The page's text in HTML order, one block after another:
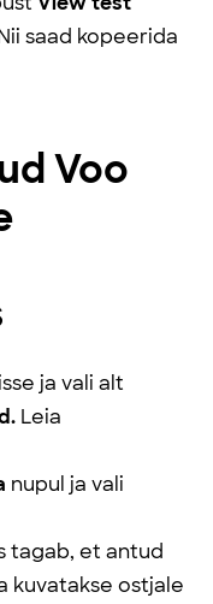
saad kopeerida
Voo
ja vali alt
Leia
nupul ja vali
tagab, et antud
kuvatakse ostjale